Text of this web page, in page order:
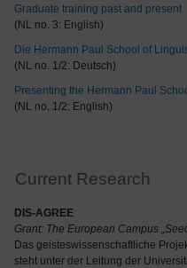
Graduate training past and present
(NL no. 3: English)
Die Hermann Paul School of
(NL no. 1/2: Deutsch)
Presenting the Hermann Paul
(NL no. 1/2: English)
Current Research
DIS-AGREE
Grant: The European Campus
Das geisteswissenschaftliche
steht unter der Leitung der